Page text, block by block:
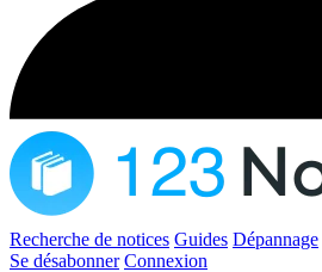
Recherche de notices Guides Dépannage
Se désabonner Connexion